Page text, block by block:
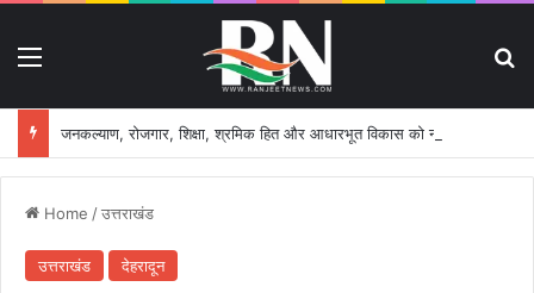
Home /उत्तराखंड
उत्तराखंड देहरादून